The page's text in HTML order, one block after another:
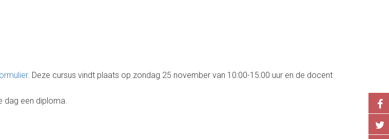
. Deze cursus vindt plaats op zondag 25 november van 10:00-15:00 uur en de docent
dag een diploma.